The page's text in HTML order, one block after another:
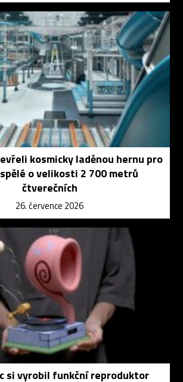
kosmicky laděnou hernu pro
o velikosti 2 700 metrů
čtverečních
26. července 2026
si vyrobil funkční reproduktor